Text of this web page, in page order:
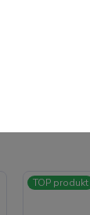
TOP produkt